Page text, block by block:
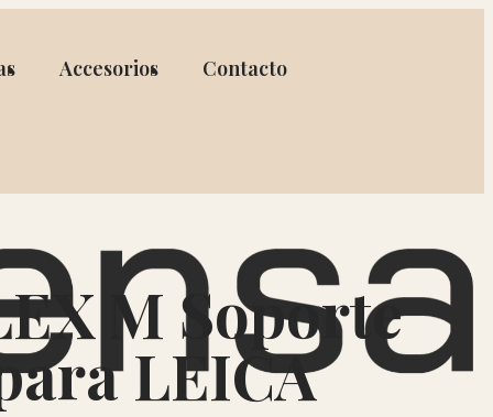
Accesorios Contacto
M Soporte
LEICA